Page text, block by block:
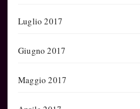
Luglio 2017
Giugno 2017
Maggio 2017